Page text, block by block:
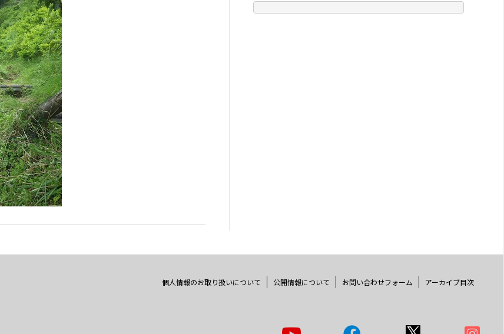
個人情報のお取り扱いについて 公開情報について お問い合わせフォーム アーカイブ目次